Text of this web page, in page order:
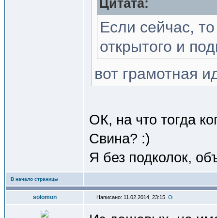
Цитата:
Если сейчас,
открытого и
вот грамотная
ОК, на что тогда
Свина? :)
Я без подколок,
В начало страницы
solomon Написано: 11.02.2014, 23:15